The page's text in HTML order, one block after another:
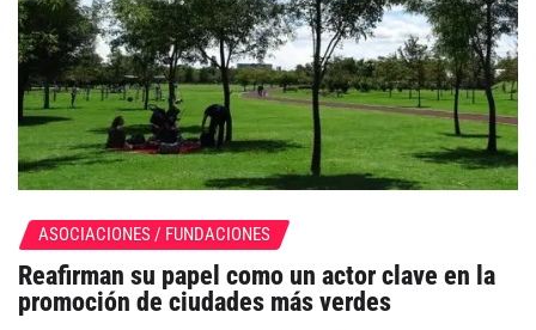
ASOCIACIONES / FUNDACIONES
Reafirman su papel como un actor clave en la
promoción de ciudades más verdes